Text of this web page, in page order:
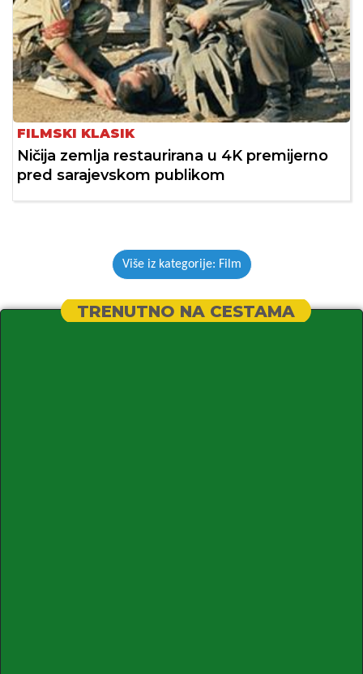
FILMSKI KLASIK
Ničija zemlja restaurirana u 4K premijerno
pred sarajevskom publikom
Više iz kategorije: Film
TRENUTNO NA CESTAMA